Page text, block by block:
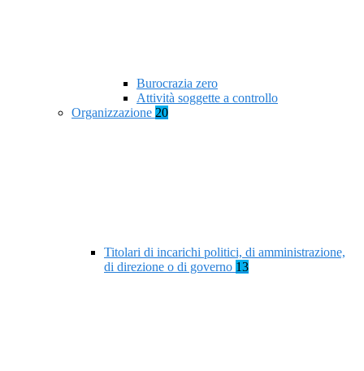
Burocrazia zero
Attività soggette a controllo
Organizzazione 20
Titolari di incarichi politici, di amministrazione,
di direzione o di governo 13